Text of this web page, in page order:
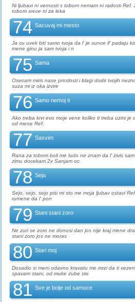
Ni ljubavi ni vernosti s tobom nemam ni radosti
tobom srece ni za leka
74 Sacuvaj mi mesto
Ja cu uvek biti samo tvoja da l' je sunce il' padaju
mene ginu ja sam tvoja i n
75 Sama
Osecam miris nase proslosti i blagi dodir tvojih
suza mi iz oka izvire
76 Samo nemoj ti
Ako treba krvi evo moje vene koliko ti treba uzmi je
od mene Ref.
77 Sasvim
Rana za tobom boli me ludo ne znam da l' zivis
zimu docekam 2x Sanjam oc
78 Seja
Sejo, sejo, sejo pisi mi sto me moja ljubav ostavi
rumene da l' pon
79 Stani stani zoro
Ne zuri se zoro ne donosi dan jos nije kraj mene
stani zoro jos ne moras
80 Stari moj
Dosadio si meni odavno kravatu me mrzi da ti
spavam stani, od muke zube ste
81 Sve je bolje od samoce